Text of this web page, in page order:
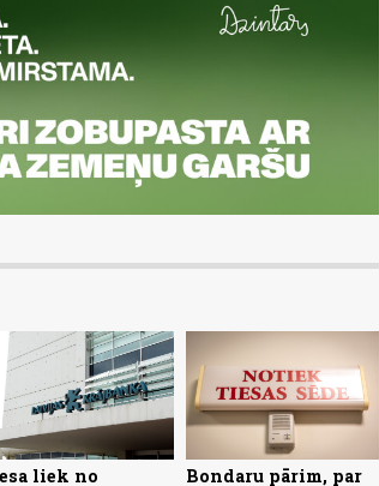
liek no
Bondaru pārim, par